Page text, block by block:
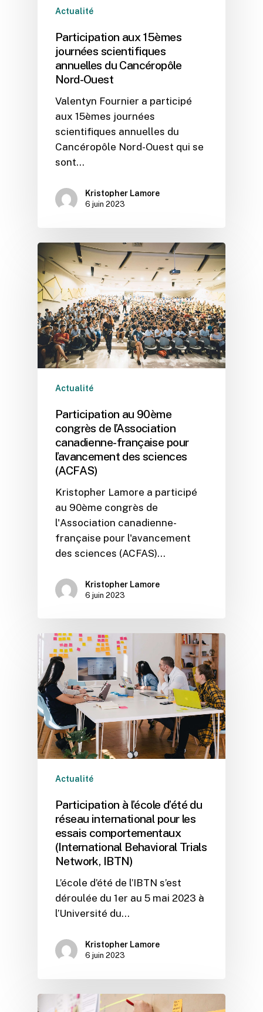
Actualité
Participation aux 15èmes
journées scientifiques
annuelles du Cancéropôle
Nord-Ouest
Valentyn Fournier a participé
aux 15èmes journées
scientifiques annuelles du
Cancéropôle Nord-Ouest qui se
sont…
Kristopher Lamore
6 juin 2023
Actualité
Participation au 90ème
congrès de l’Association
canadienne-française pour
l’avancement des sciences
(ACFAS)
Kristopher Lamore a participé
au 90ème congrès de
l'Association canadienne-
française pour l'avancement
des sciences (ACFAS)…
Kristopher Lamore
6 juin 2023
Actualité
Participation à l’école d’été du
réseau international pour les
essais comportementaux
(International Behavioral Trials
Network, IBTN)
L’école d’été de l’IBTN s’est
déroulée du 1er au 5 mai 2023 à
l’Université du…
Kristopher Lamore
6 juin 2023